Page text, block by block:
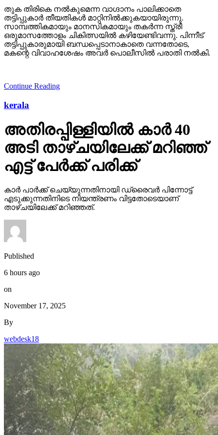
തുക തിരികെ നല്‍കുമെന്ന വാഗ്ദാനം പാലിക്കാതെ
തട്ടിപ്പുകാര്‍ തീയതികള്‍ മാറ്റിനില്‍ക്കുകയായിരുന്നു.
സാമ്പത്തികമായും മാനസികമായും തകര്‍ന്ന സ്ത്രീ
ഒരുമാസത്തോളം ചികിത്സയില്‍ കഴിയേണ്ടിവന്നു. പിന്നീട്
തട്ടിപ്പുകാരുമായി ബന്ധപ്പെടാനാകാതെ വന്നതോടെ,
മകന്റെ വിവാഹശേഷം അവര്‍ പൊലീസില്‍ പരാതി നല്‍കി.
Continue Reading
kerala
അതിരപ്പിള്ളിയില്‍ കാര്‍ 40
അടി താഴ്ചയിലേക്ക് മറിഞ്ഞ്
എട്ട് പേര്‍ക്ക് പരിക്ക്
കാര്‍ പാര്‍ക്ക് ചെയ്യുന്നതിനായി ഡ്രൈവര്‍ പിന്നോട്ട്
എടുക്കുന്നതിനിടെ നിയന്ത്രണം വിട്ടതോടെയാണ്
താഴ്ചയിലേക്ക് മറിഞ്ഞത്.
Published
6 hours ago
on
November 17, 2025
By
webdesk18